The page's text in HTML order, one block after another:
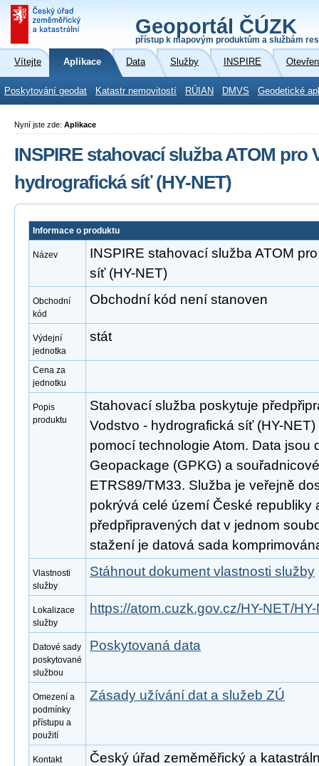
Geoportál ČÚZK
přístup k mapovým produktům a službám
Vítejte Aplikace Data Služby INSPIRE
Poskytování geodat Katastr nemovitostí RÚIAN DMVS Geodetické
Nyní jste zde: Aplikace
INSPIRE stahovací služba ATOM pro
hydrografická síť (HY-NET)
Informace o produktu
Název
INSPIRE stahovací služba ATOM
síť (HY-NET)
Obchodní
kód
Obchodní kód není stanoven
Výdejní
jednotka
stát
Cena za
jednotku
Popis
produktu
Stahovací služba poskytuje
Vodstvo - hydrografická síť (HY-
pomocí technologie Atom. Data jsou
Geopackage (GPKG) a
ETRS89/TM33. Služba je veřejně
pokrývá celé území České republiky
předpřipravených dat v jednom
stažení je datová sada
Vlastnosti
služby
Stáhnout dokument vlastnosti služby
Lokalizace
služby
https://atom.cuzk.gov.cz/HY-NET/
Datové sady
poskytované
službou
Poskytovaná data
Omezení a
podmínky
přístupu a
použití
Zásady užívání dat a služeb ZÚ
Kontakt
Český úřad zeměměřický a